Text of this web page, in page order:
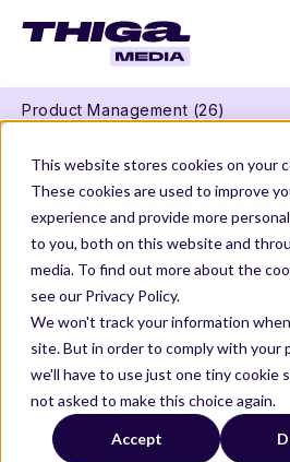
This website stores cookies on your
These cookies are used to improve
experience and provide more
to you, both on this website and
media. To find out more about the
see our Privacy Policy.
We won't track your information
site. But in order to comply with your
we'll have to use just one tiny cookie
not asked to make this choice again.
Accept
Product Management (26)
Product
Le nec plus ultra des
Thiga Media Product Management